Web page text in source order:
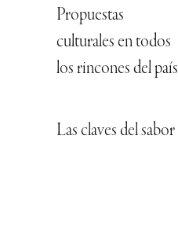
Propuestas
culturales en todos
los rincones del país
Las claves del sabor